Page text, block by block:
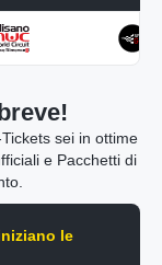
sei in ottime
e Pacchetti di
le